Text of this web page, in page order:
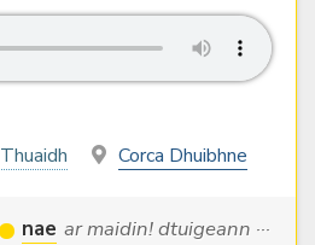
Corca Dhuibhne
nae ar maidin! dtuigeann ···